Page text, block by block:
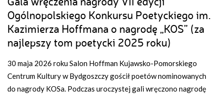
Ogólnopolskiego Konkursu Poetyckiego im.
Kazimierza Hoffmana o nagrodę „KOS” (za
najlepszy tom poetycki 2025 roku)
30 maja 2026 roku Salon Hoffman Kujawsko-Pomorskiego
Centrum Kultury w Bydgoszczy gościł poetów nominowanych
do nagrody KOSa. Podczas uroczystej gali wręczono nagrodę